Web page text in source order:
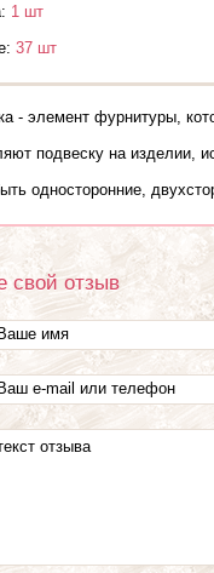
1 шт
37 шт
- элемент фурнитуры,
подвеску на изделии,
односторонние,
свой отзыв